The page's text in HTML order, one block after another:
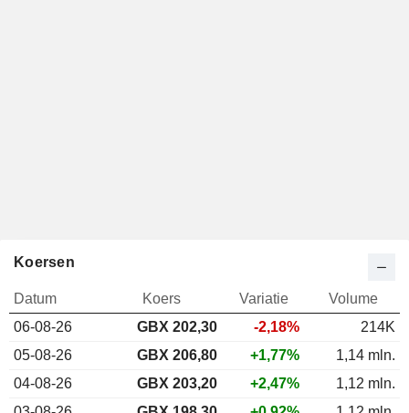
Koersen
Datum Koers Variatie
Volume
06-08-26
GBX 202,30 -2,18%
214K
05-08-26
GBX 206,80 +1,77%
1,14 mln.
04-08-26
GBX 203,20 +2,47%
1,12 mln.